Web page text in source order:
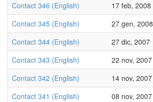
Contact 346 (English)
17 feb, 2008
Contact 345 (English)
27 gen, 2008
Contact 344 (English)
27 dic, 2007
Contact 343 (English)
22 nov, 2007
Contact 342 (English)
14 nov, 2007
Contact 341 (English)
08 nov, 2007